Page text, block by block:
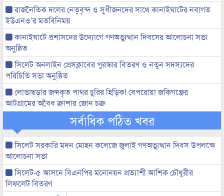
রাজনৈতিক দলের নেতৃবৃন্দ ও সুধীজনদের সাথে কানাইঘাটের নবাগত
ইউএনও’র মতবিনিময়
কানাইঘাটে প্রশাসনের উদ্যোগে গণঅভ্যুত্থান দিবসের আলোচনা সভা
অনুষ্ঠিত
সিলেট অনলাইন প্রেসক্লাবের পুরস্কার বিতরণ ও নতুন সদস্যদের
পরিচিতি সভা অনুষ্ঠিত
লোভাছড়ার জব্দকৃত পাথর চুরির হিড়িক! বেপরোয়া জকিগঞ্জের
আটগ্রামের অবৈধ ক্রাশার জোন চক্র
সর্বাধিক পঠিত খবর
সিলেট সরকারি মদন মোহন কলেজে জুলাই গণঅভ্যুত্থান দিবস উপলক্ষে
আলোচনা সভা
সিলেট-৫ আসনে বিএনপির মনোনয়ন প্রত্যাশী আশিক চৌধুরীর
লিফলেট বিতরণ